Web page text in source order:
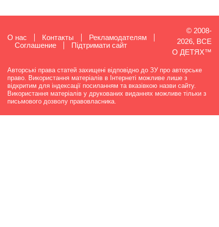
О нас Контакты
Рекламодателям
Cоглашение
Підтримати сайт
© 2008-
2026, ВСЕ
О ДЕТЯХ™
Авторські права статей захищені відповідно до ЗУ про авторське
право. Використання матеріалів в Інтернеті можливе лише з
відкритим для індексації посиланням та вказівкою назви сайту.
Використання матеріалів у друкованих виданнях можливе тільки з
письмового дозволу правовласника.